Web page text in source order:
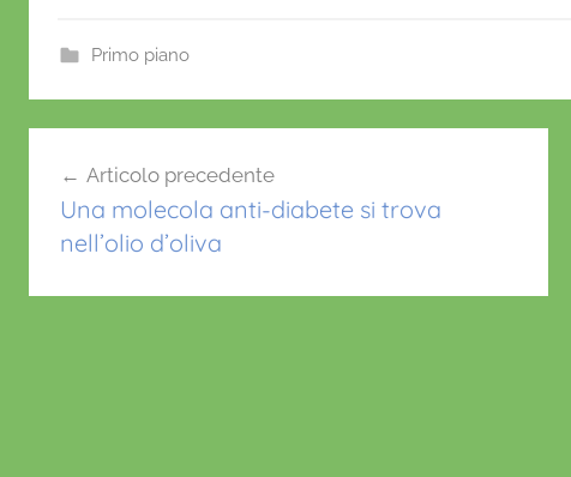
e
b
o
o
k
er
A
p
p
st
Primo piano
articoli
Articolo precedente
Una molecola anti-diabete si trova
nell’olio d’oliva